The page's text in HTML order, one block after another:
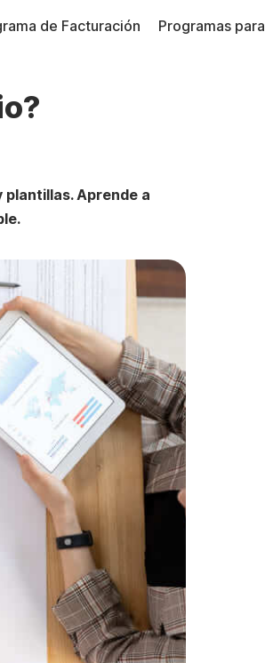
de Facturación Programas para
plantillas. Aprende a